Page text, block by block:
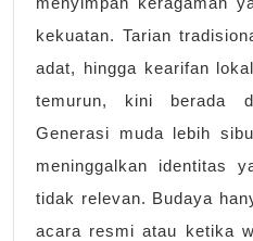
kekuatan. Tarian
adat, hingga kearifan
temurun, kini berada
Generasi muda lebih
meninggalkan identitas
tidak relevan. Budaya
acara resmi atau ketika